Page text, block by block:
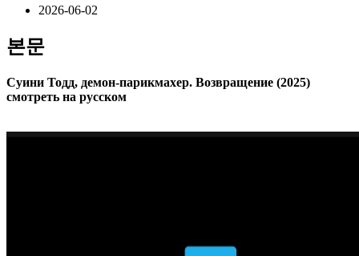
2026-06-02
본문
Суини Тодд, демон-парикмахер. Возвращение (2025)
смотреть на русском